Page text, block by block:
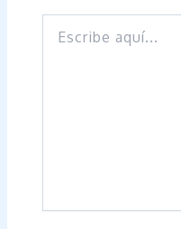
aquí...